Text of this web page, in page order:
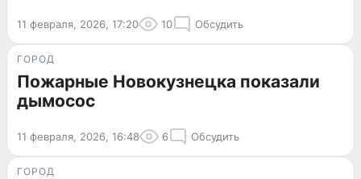
11 февраля, 2026, 17:20 10 Обсудить
ГОРОД
Пожарные Новокузнецка показали
дымосос
11 февраля, 2026, 16:48 6 Обсудить
ГОРОД